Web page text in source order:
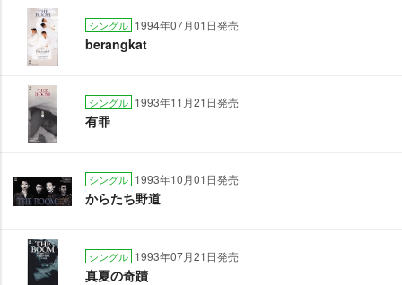
シングル 1994年07月01日発売
berangkat
シングル 1993年11月21日発売
有罪
シングル 1993年10月01日発売
からたち野道
シングル 1993年07月21日発売
真夏の奇蹟